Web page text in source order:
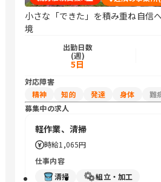
小さな「できた」を積み重ね自信
境
出勤日数
(週)
5日
対応障害
精神
知的 発達 身体
難
募集中の求人
軽作業、清掃
時給1,065円
仕事内容
清掃
組立・加工